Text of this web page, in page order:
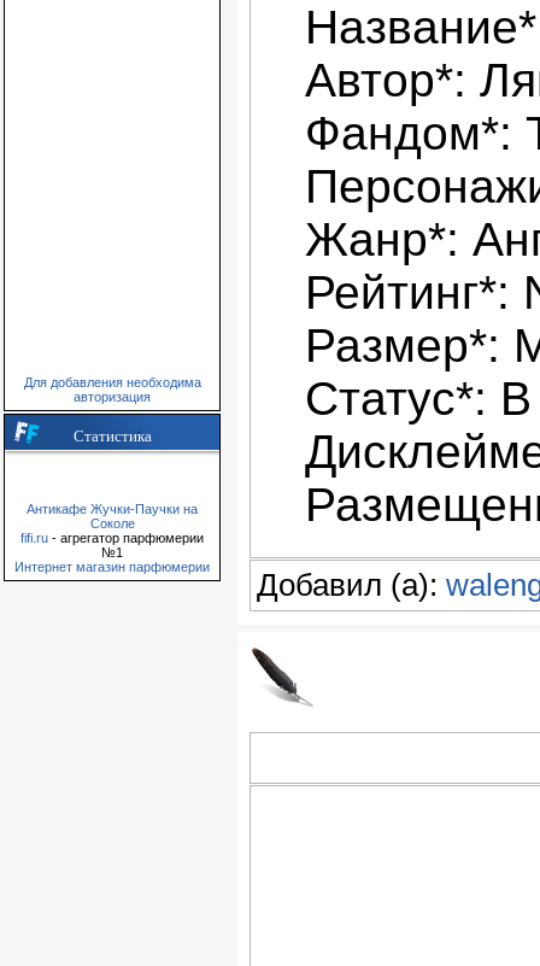
Для добавления необходима
авторизация
Статистика
Антикафе Жучки-Паучки на
Соколе
fifi.ru - агрегатор парфюмерии
№1
Интернет магазин парфюмерии
Автор*:
Фандом*:
Жанр*:
Рейтинг*:
Размер*:
Статус*:
Добавил (а):